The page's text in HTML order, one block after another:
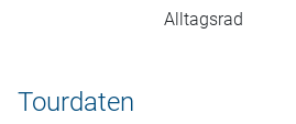
Alltagsrad
Tourdaten